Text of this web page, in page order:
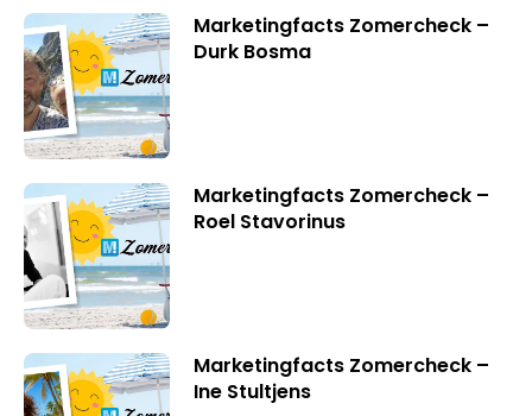
Marketingfacts Zomercheck –
Durk Bosma
Marketingfacts Zomercheck –
Roel Stavorinus
Marketingfacts Zomercheck –
Ine Stultjens